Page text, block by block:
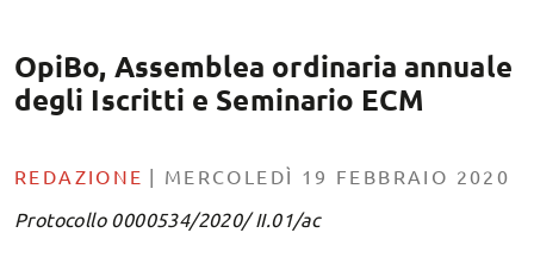
OpiBo, Assemblea ordinaria annuale
degli Iscritti e Seminario ECM
REDAZIONE | MERCOLEDÌ 19 FEBBRAIO 2020
Protocollo 0000534/2020/ II.01/ac